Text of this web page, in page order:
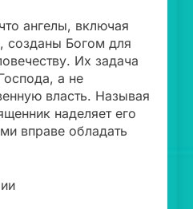
ангелы, включая
созданы Богом для
Их задача
а не
власть. Называя
наделяет его
вправе обладать